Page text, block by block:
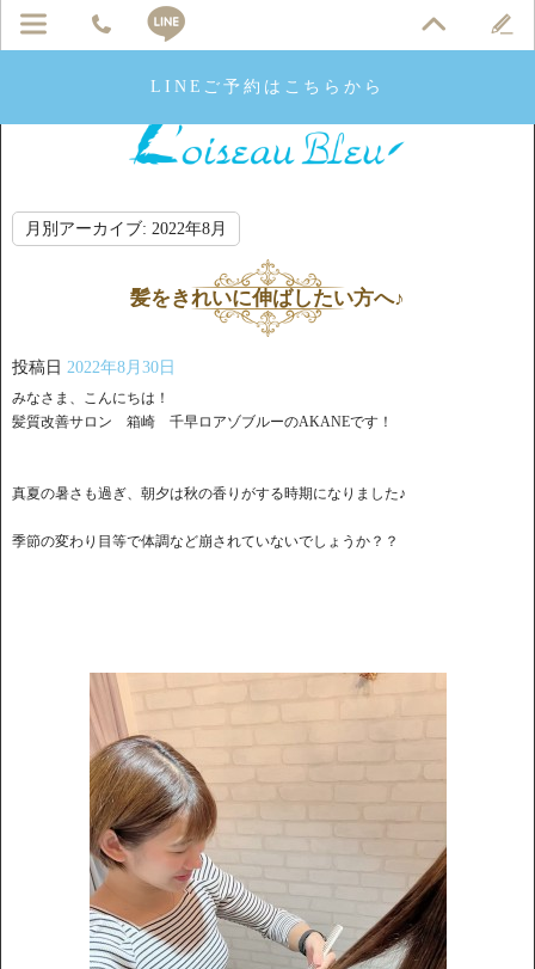
LINEご予約はこちらから
月別アーカイブ: 2022年8月
髪をきれいに伸ばしたい方へ♪
投稿日 2022年8月30日
みなさま、こんにちは！
髪質改善サロン 箱崎 千早ロアゾブルーのAKANEです！
真夏の暑さも過ぎ、朝夕は秋の香りがする時期になりました♪
季節の変わり目等で体調など崩されていないでしょうか？？